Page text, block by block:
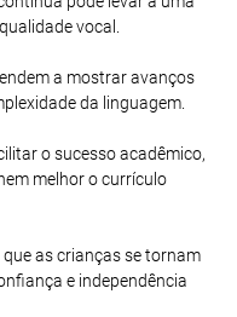
vocal.
a mostrar avanços
da linguagem.
o sucesso acadêmico,
melhor o currículo
que as crianças se tornam
e independência